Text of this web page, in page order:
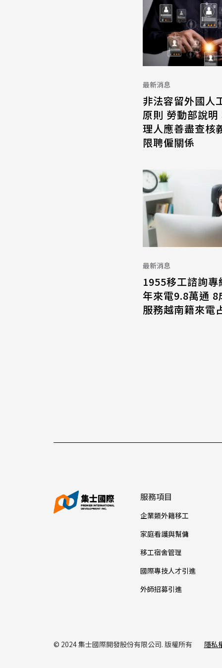
最新消息
非法容留外國人
原則 勞動部說明
理人應善盡查核
限聘僱關係
最新消息
1955移工諮詢專
年來電9.8萬通 8
服務越南籍來電
服務項目
企業類外籍移工
家庭看護與幫傭
移工宿舍管理
國際專技人才引進
外師招募引進
© 2024 集士國際開發股份有限公司. 版權所有 隱私